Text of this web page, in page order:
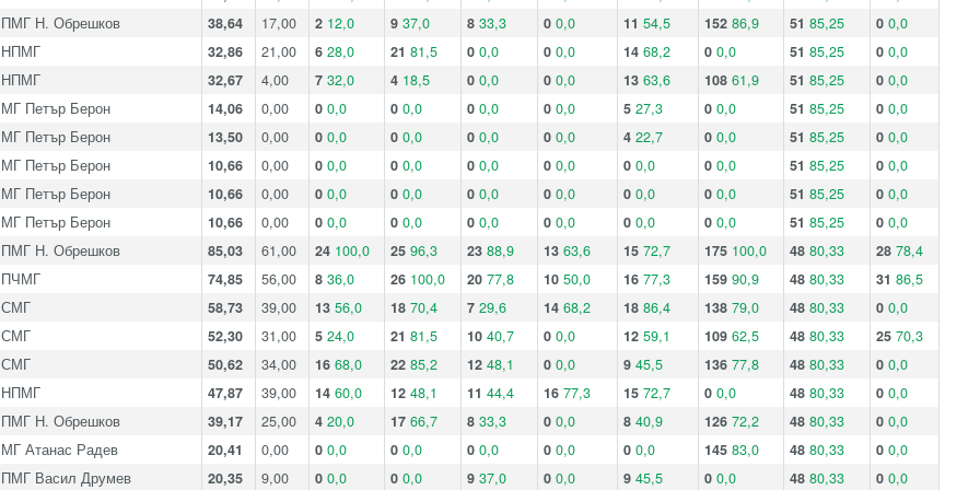
ПМГ Н. Обрешков
38,64 17,00 2 12,0 9 37,0 8 33,3 0 0,0 11 54,5 152 86,9 51 85,25 0 0,0
НПМГ
32,86 21,00 6 28,0 21 81,5 0 0,0 0 0,0 14 68,2 0 0,0 51 85,25 0 0,0
НПМГ
32,67 4,00 7 32,0 4 18,5 0 0,0 0 0,0 13 63,6 108 61,9 51 85,25 0 0,0
МГ Петър Берон
14,06 0,00 0 0,0 0 0,0 0 0,0 0 0,0 5 27,3 0 0,0 51 85,25 0 0,0
МГ Петър Берон
13,50 0,00 0 0,0 0 0,0 0 0,0 0 0,0 4 22,7 0 0,0 51 85,25 0 0,0
МГ Петър Берон
10,66 0,00 0 0,0 0 0,0 0 0,0 0 0,0 0 0,0 0 0,0 51 85,25 0 0,0
МГ Петър Берон
10,66 0,00 0 0,0 0 0,0 0 0,0 0 0,0 0 0,0 0 0,0 51 85,25 0 0,0
МГ Петър Берон
10,66 0,00 0 0,0 0 0,0 0 0,0 0 0,0 0 0,0 0 0,0 51 85,25 0 0,0
ПМГ Н. Обрешков
85,03 61,00 24 100,0 25 96,3 23 88,9 13 63,6 15 72,7 175 100,0 48 80,33 28 78,4
ПЧМГ
74,85 56,00 8 36,0 26 100,0 20 77,8 10 50,0 16 77,3 159 90,9 48 80,33 31 86,5
СМГ
58,73 39,00 13 56,0 18 70,4 7 29,6 14 68,2 18 86,4 138 79,0 48 80,33 0 0,0
СМГ
52,30 31,00 5 24,0 21 81,5 10 40,7 0 0,0 12 59,1 109 62,5 48 80,33 25 70,3
СМГ
50,62 34,00 16 68,0 22 85,2 12 48,1 0 0,0 9 45,5 136 77,8 48 80,33 0 0,0
НПМГ
47,87 39,00 14 60,0 12 48,1 11 44,4 16 77,3 15 72,7 0 0,0 48 80,33 0 0,0
ПМГ Н. Обрешков
39,17 25,00 4 20,0 17 66,7 8 33,3 0 0,0 8 40,9 126 72,2 48 80,33 0 0,0
МГ Атанас Радев
20,41 0,00 0 0,0 0 0,0 0 0,0 0 0,0 0 0,0 145 83,0 48 80,33 0 0,0
ПМГ Васил Друмев
20,35 9,00 0 0,0 0 0,0 9 37,0 0 0,0 9 45,5 0 0,0 48 80,33 0 0,0